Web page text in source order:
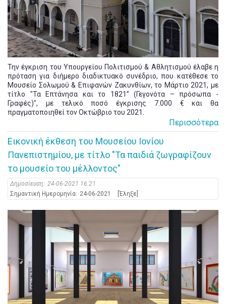
Την έγκριση του Υπουργείου Πολιτισμού & Αθλητισμού έλαβε η
πρόταση για διήμερο διαδικτυακό συνέδριο, που κατέθεσε το
Μουσείο Σολωμού & Επιφανών Ζακυνθίων, το Μάρτιο 2021, με
τίτλο "Τα Επτάνησα και το 1821” (Γεγονότα – πρόσωπα -
Γραφές)", με τελικό ποσό έγκρισης 7.000 € και θα
πραγματοποιηθεί τον Οκτώβριο του 2021.
Περισσότερα
Εικονική έκθεση του Μουσείου Ιονίου
Πανεπιστημίου, με τίτλο "Τα παιδιά ζωγραφίζουν
το μουσείο του μέλλοντος"
Δημοσίευση: 24-06-2021 16:21
Σημαντική Ημερομηνία: 24-06-2021 [Έληξε]